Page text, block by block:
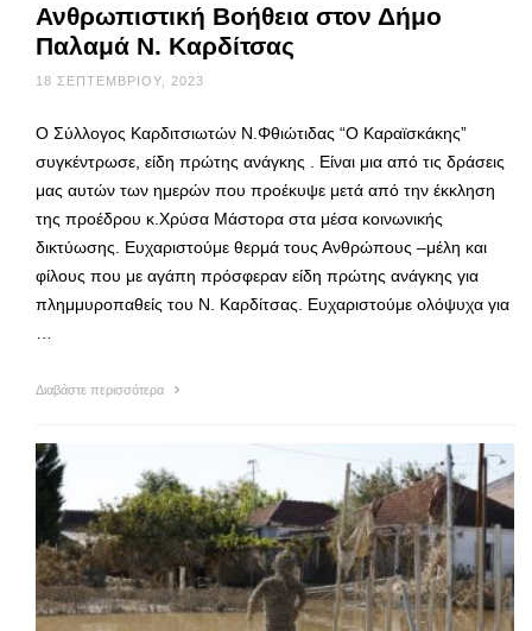
Ανθρωπιστική Βοήθεια στον Δήμο
Παλαμά Ν. Καρδίτσας
18 ΣΕΠΤΕΜΒΡΊΟΥ, 2023
Ο Σύλλογος Καρδιτσιωτών Ν.Φθιώτιδας “Ο Καραϊσκάκης”
συγκέντρωσε, είδη πρώτης ανάγκης . Είναι μια από τις δράσεις
μας αυτών των ημερών που προέκυψε μετά από την έκκληση
της προέδρου κ.Χρύσα Μάστορα στα μέσα κοινωνικής
δικτύωσης. Ευχαριστούμε θερμά τους Ανθρώπους –μέλη και
φίλους που με αγάπη πρόσφεραν είδη πρώτης ανάγκης για
πλημμυροπαθείς του Ν. Καρδίτσας. Ευχαριστούμε ολόψυχα για
Διαβάστε περισσότερα